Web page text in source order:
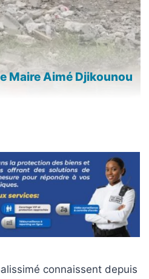
Maire Aimé Djikounou
connaissent depuis